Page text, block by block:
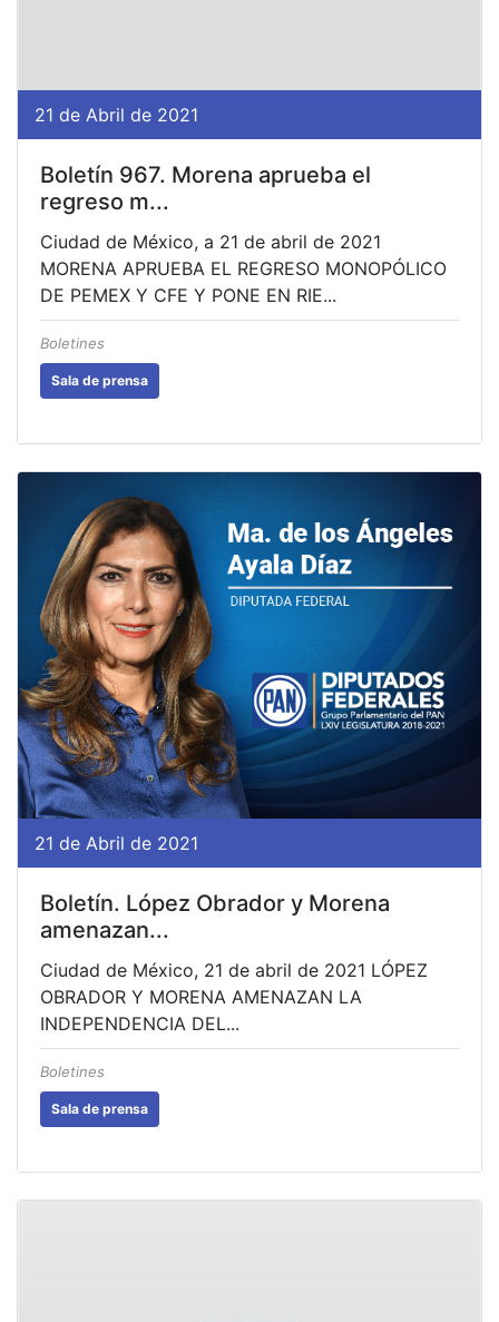
21 de Abril de 2021
Boletín 967. Morena aprueba el
regreso m...
Ciudad de México, a 21 de abril de 2021
MORENA APRUEBA EL REGRESO MONOPÓLICO
DE PEMEX Y CFE Y PONE EN RIE...
Boletines
Sala de prensa
21 de Abril de 2021
Boletín. López Obrador y Morena
amenazan...
Ciudad de México, 21 de abril de 2021 LÓPEZ
OBRADOR Y MORENA AMENAZAN LA
INDEPENDENCIA DEL...
Boletines
Sala de prensa